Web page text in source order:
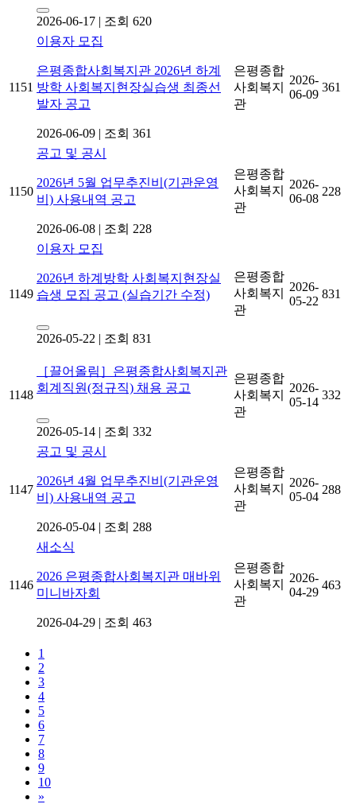
2026-06-17 | 조회 620
1151
이용자 모집
은평종합사회복지관 2026년 하계
방학 사회복지현장실습생 최종선
발자 공고
2026-06-09 | 조회 361
은평종합
사회복지
관
2026-
06-09
361
1150
공고 및 공시
2026년 5월 업무추진비(기관운영
비) 사용내역 공고
2026-06-08 | 조회 228
은평종합
사회복지
관
2026-
06-08
228
1149
이용자 모집
2026년 하계방학 사회복지현장실
습생 모집 공고 (실습기간 수정)
2026-05-22 | 조회 831
은평종합
사회복지
관
2026-
05-22
831
1148
［끌어올림］은평종합사회복지관
회계직원(정규직) 채용 공고
2026-05-14 | 조회 332
은평종합
사회복지
관
2026-
05-14
332
1147
공고 및 공시
2026년 4월 업무추진비(기관운영
비) 사용내역 공고
2026-05-04 | 조회 288
은평종합
사회복지
관
2026-
05-04
288
1146
새소식
2026 은평종합사회복지관 매바위
미니바자회
2026-04-29 | 조회 463
은평종합
사회복지
관
2026-
04-29
463
1
2
3
4
5
6
7
8
9
10
»